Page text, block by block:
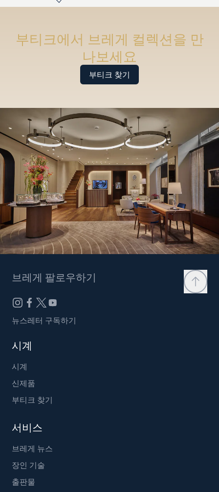
부티크에서 브레게 컬렉션을 만
나보세요
부티크 찾기
브레게 팔로우하기
뉴스레터 구독하기
시계
시계
신제품
부티크 찾기
서비스
브레게 뉴스
장인 기술
출판물